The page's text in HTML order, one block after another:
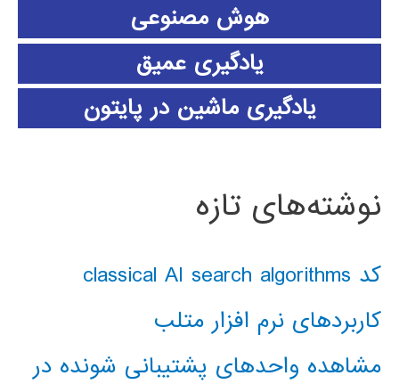
هوش مصنوعی
یادگیری عمیق
یادگیری ماشین در پایتون
نوشته‌های تازه
کد classical AI search algorithms
کاربردهای نرم افزار متلب
مشاهده واحدهای پشتیبانی شونده در